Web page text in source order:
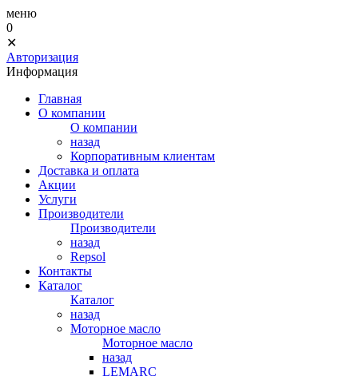
меню
0
✕
Авторизация
Информация
Главная
О компании
О компании
назад
Корпоративным клиентам
Доставка и оплата
Акции
Услуги
Производители
Производители
назад
Repsol
Контакты
Каталог
Каталог
назад
Моторное масло
Моторное масло
назад
LEMARC